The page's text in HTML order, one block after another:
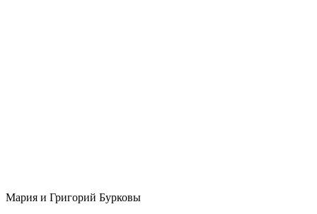
Мария и Григорий Бурковы